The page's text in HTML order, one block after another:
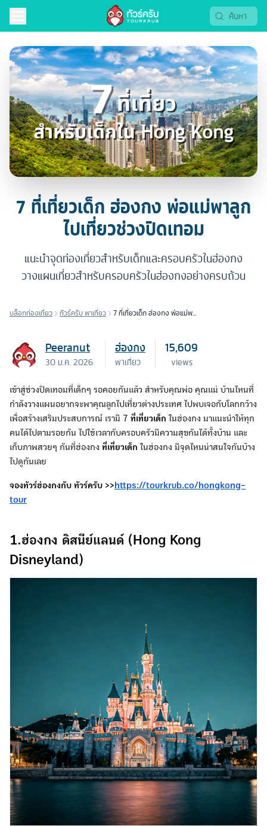
7 ที่เที่ยวเด็ก ฮ่องกง พ่อแม่พาลูก
ไปเที่ยวช่วงปิดเทอม
แนะนำจุดท่องเที่ยวสำหรับเด็กและครอบครัวในฮ่องกง
วางแผนเที่ยวสำหรับครอบครัวในฮ่องกงอย่างครบถ้วน
บล็อกท่องเที่ยว ทัวร์ครับ พาเที่ยว
7 ที่เที่ยวเด็ก ฮ่องกง พ่อแม่พา
Peeranut
30 ม.ค. 2026
ฮ่องกง
พาเที่ยว
15,609
views
เข้าสู่ช่วงปิดเทอมที่เด็กๆ รอคอยกันแล้ว สำหรับคุณพ่อ คุณแม่ บ้านไหนที่
กำลังวางแผนอยากจะพาคุณลูกไปเที่ยวต่างประเทศ ไปพบเจอกับโลกกว้าง
เพื่อสร้างเสริมประสบการณ์ เรามี 7 ที่เที่ยวเด็ก ในฮ่องกง มาแนะนำให้ทุก
คนได้ไปตามรอยกัน ไปใช้เวลากับครอบครัวมีความสุขกันได้ทั้งบ้าน และ
เก็บภาพสวยๆ กันที่ฮ่องกง ที่เที่ยวเด็ก ในฮ่องกง มีจุดไหนน่าสนใจกันบ้าง
ไปดูกันเลย
จองทัวร์ฮ่องกงกับ ทัวร์ครับ >>https://tourkrub.co/hongkong-
tour
1.ฮ่องกง ดิสนีย์แลนด์ (Hong Kong
Disneyland)